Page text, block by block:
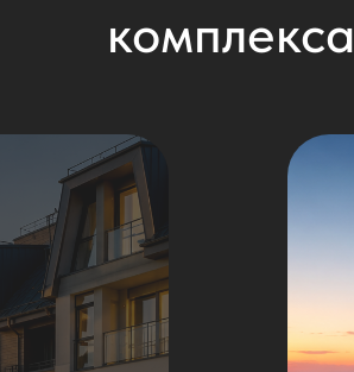
комплекса